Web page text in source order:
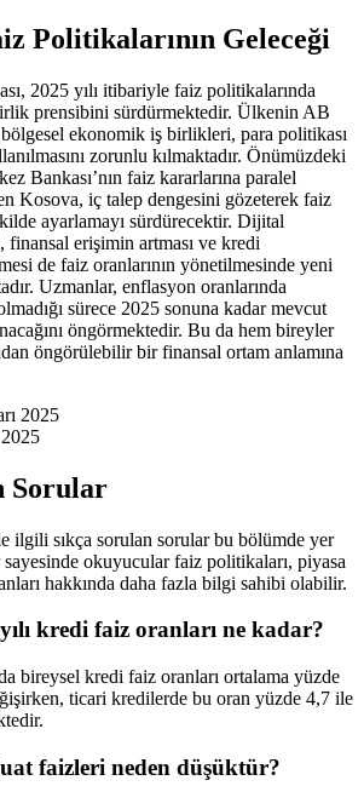
Politikalarının Geleceği
2025 yılı itibariyle faiz politikalarında
prensibini sürdürmektedir. Ülkenin AB
ekonomik iş birlikleri, para politikası
zorunlu kılmaktadır. Önümüzdeki
Bankası’nın faiz kararlarına paralel
Kosova, iç talep dengesini gözeterek faiz
ayarlamayı sürdürecektir. Dijital
finansal erişimin artması ve kredi
de faiz oranlarının yönetilmesinde yeni
Uzmanlar, enflasyon oranlarında
sürece 2025 sonuna kadar mevcut
öngörmektedir. Bu da hem bireyler
öngörülebilir bir finansal ortam anlamına
Sorular
ilgili sıkça sorulan sorular bu bölümde yer
okuyucular faiz politikaları, piyasa
hakkında daha fazla bilgi sahibi olabilir.
kredi faiz oranları ne kadar?
bireysel kredi faiz oranları ortalama yüzde
ticari kredilerde bu oran yüzde 4,7 ile
faizleri neden düşüktür?